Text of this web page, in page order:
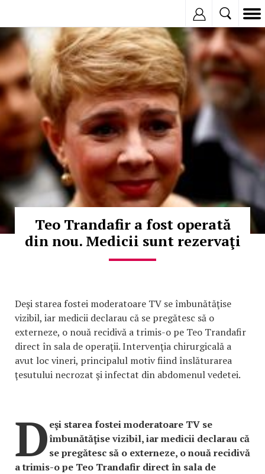
© Copyright:
Teo Trandafir a fost operată
din nou. Medicii sunt rezervaţi
Deşi starea fostei moderatoare TV se îmbunătăţise
vizibil, iar medicii declarau că se pregătesc să o
externeze, o nouă recidivă a trimis-o pe Teo Trandafir
direct în sala de operaţii. Intervenţia chirurgicală a
avut loc vineri, principalul motiv fiind înslăturarea
ţesutului necrozat şi infectat din abdomenul vedetei.
Deşi starea fostei moderatoare TV se
îmbunătăţise vizibil, iar medicii declarau că
se pregătesc să o externeze, o nouă recidivă
a trimis-o pe Teo Trandafir direct în sala de